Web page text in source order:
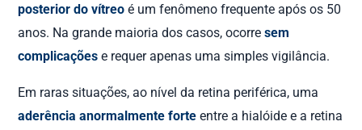
posterior do vítreo é um fenômeno frequente após os 50
anos. Na grande maioria dos casos, ocorresem
complicações e requer apenas uma simples vigilância.
Em raras situações, ao nível da retina periférica, uma
aderência anormalmente forte entre a hialóide e a retina